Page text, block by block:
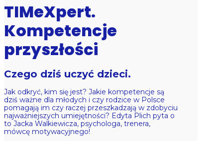
TIMeXpert.
Kompetencje
przyszłości
Czego dziś uczyć dzieci.
Jak odkryć, kim się jest? Jakie kompetencje są
dziś ważne dla młodych i czy rodzice w Polsce
pomagają im czy raczej przeszkadzają w zdobyciu
najważniejszych umiejętności? Edyta Plich pyta o
to Jacka Walkiewicza, psychologa, trenera,
mówcę motywacyjnego!